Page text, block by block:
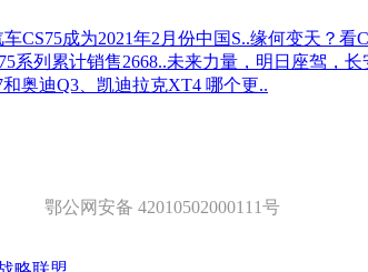
CS75成为2021年2月份中国S..缘何变天？看
系列累计销售2668..未来力量，明日座驾，长
奥迪Q3、凯迪拉克XT4 哪个更..
鄂公网安备 42010502000111号